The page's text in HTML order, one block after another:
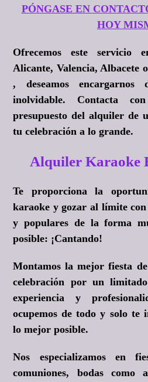
PÓNGASE EN
HOY
Ofrecemos este servicio
Alicante, Valencia, Albacete
, deseamos
inolvidable. Contacta
presupuesto del alquiler de
tu celebración a lo grande.
Alquiler Karaoke
Te proporciona la
karaoke y gozar al límite
y populares de la forma
posible: ¡Cantando!
Montamos la mejor fiesta
celebración por un
experiencia y
ocupemos de todo y solo te
lo mejor posible.
Nos especializamos en
comuniones, bodas como